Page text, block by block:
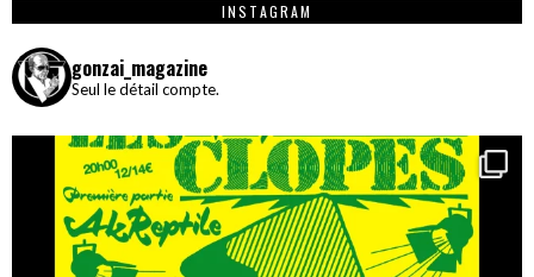
INSTAGRAM
gonzai_magazine
Seul le détail compte.